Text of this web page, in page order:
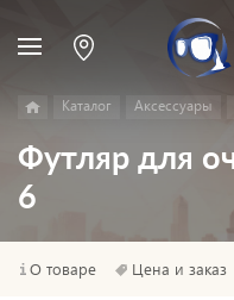
Каталог Аксессуары
Футляр для
6
О товаре Цена и заказ